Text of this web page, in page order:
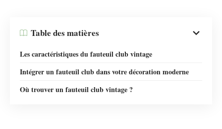
Table des matières
Les caractéristiques du fauteuil club vintage
Intégrer un fauteuil club dans votre décoration moderne
Où trouver un fauteuil club vintage ?